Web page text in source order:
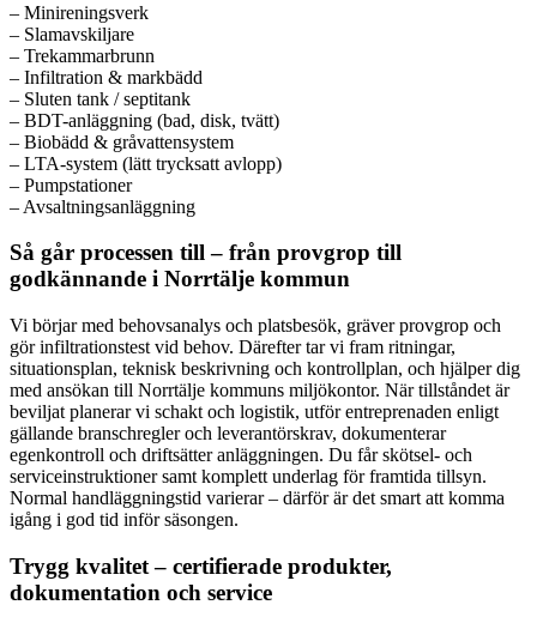
– Minireningsverk
– Slamavskiljare
– Trekammarbrunn
– Infiltration & markbädd
– Sluten tank / septitank
– BDT-anläggning (bad, disk, tvätt)
– Biobädd & gråvattensystem
– LTA-system (lätt trycksatt avlopp)
– Pumpstationer
– Avsaltningsanläggning
Så går processen till – från provgrop till
godkännande i Norrtälje kommun
Vi börjar med behovsanalys och platsbesök, gräver provgrop och
gör infiltrationstest vid behov. Därefter tar vi fram ritningar,
situationsplan, teknisk beskrivning och kontrollplan, och hjälper dig
med ansökan till Norrtälje kommuns miljökontor. När tillståndet är
beviljat planerar vi schakt och logistik, utför entreprenaden enligt
gällande branschregler och leverantörskrav, dokumenterar
egenkontroll och driftsätter anläggningen. Du får skötsel- och
serviceinstruktioner samt komplett underlag för framtida tillsyn.
Normal handläggningstid varierar – därför är det smart att komma
igång i god tid inför säsongen.
Trygg kvalitet – certifierade produkter,
dokumentation och service